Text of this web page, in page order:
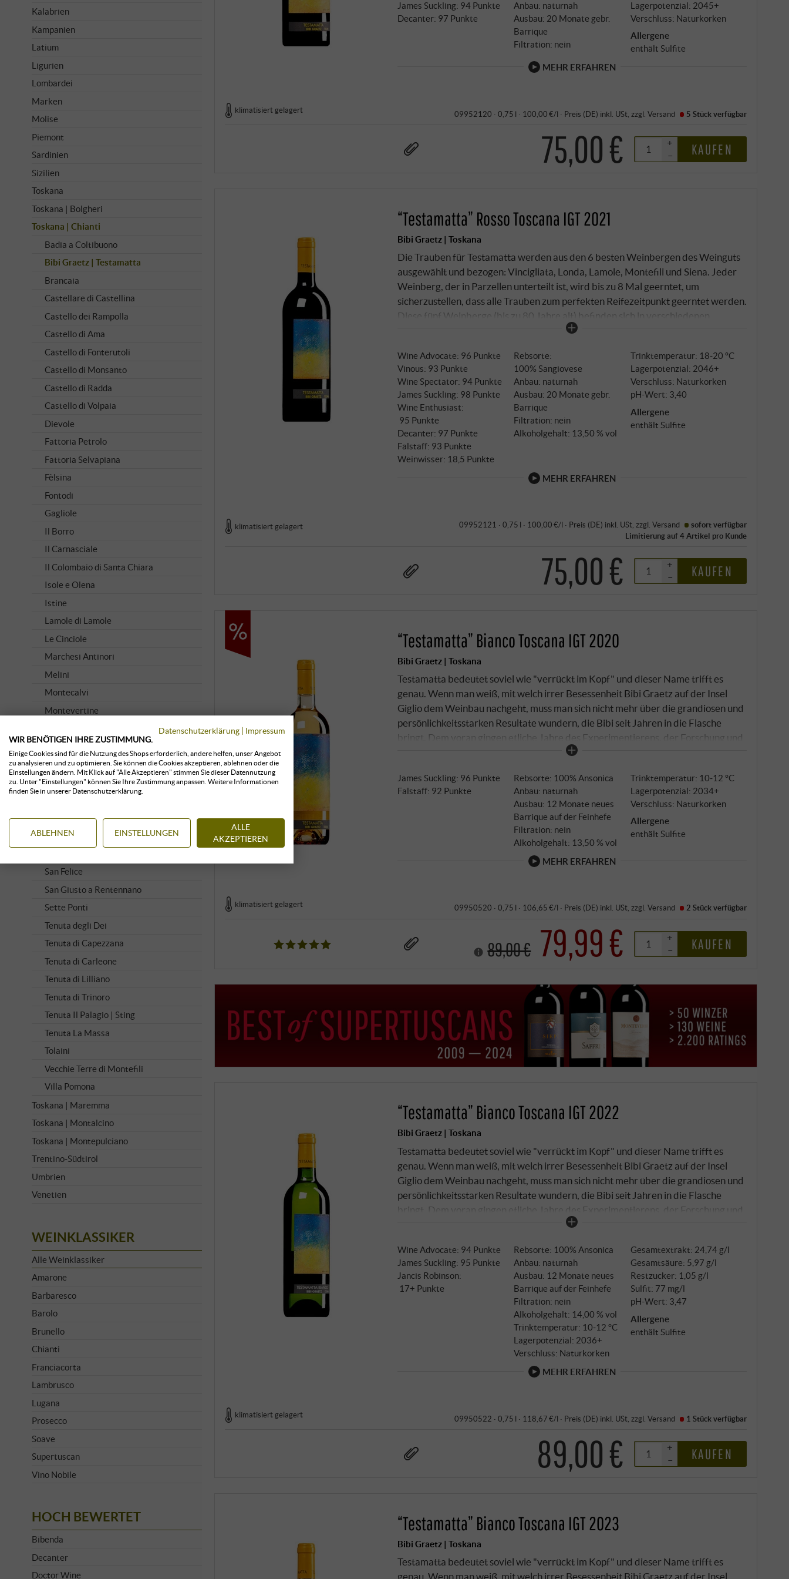
James Suckling: 94 Punkte
Decanter: 97 Punkte
Anbau: naturnah
Ausbau: 20 Monate gebr.
Barrique
Filtration: nein
Lagerpotenzial: 2045+
Verschluss: Naturkorken
Allergene
enthält Sulfite
MEHR ERFAHREN
klimatisiert gelagert 09952120 · 0,75 l · 100,00 €/l · Preis (DE) inkl. USt, zzgl. Versand 5 Stückverfügbar
75,00 €
+
–
KAUFEN
“Testamatta” Rosso Toscana IGT 2021
Bibi Graetz | Toskana
Die Trauben für Testamatta werden aus den 6 besten Weinbergen des Weinguts
ausgewählt und bezogen: Vincigliata, Londa, Lamole, Montefili und Siena. Jeder
Weinberg, der in Parzellen unterteilt ist, wird bis zu 8 Mal geerntet, um
sicherzustellen, dass alle Trauben zum perfekten Reifezeitpunkt geerntet werden.
Diese fünf Weinberge (bis zu 80 Jahre alt) befinden sich in verschiedenen
Gebieten der Toskana: Lamole und Montefili im Herzen des Chianti Classico auf
Höhe, Londa nördlich von Florenz in Richtung des Rufina-Tals und Siena, im Süden
der Toskana, auf 250 Metern Höhe.
Wine Advocate: 96 Punkte
Vinous: 93 Punkte
Wine Spectator: 94 Punkte
James Suckling: 98 Punkte
Wine Enthusiast:
95 Punkte
Decanter: 97 Punkte
Falstaff: 93 Punkte
Weinwisser: 18,5 Punkte
Rebsorte:
100% Sangiovese
Anbau: naturnah
Ausbau: 20 Monate gebr.
Barrique
Filtration: nein
Alkoholgehalt: 13,50 % vol
Trinktemperatur: 18‑20 °C
Lagerpotenzial: 2046+
Verschluss: Naturkorken
pH-Wert: 3,40
Allergene
enthält Sulfite
MEHR ERFAHREN
klimatisiert gelagert 09952121 · 0,75 l · 100,00 €/l · Preis (DE) inkl. USt, zzgl. Versand
sofort verfügbar
Limitierung auf 4 Artikel pro Kunde
75,00 €
+
–
KAUFEN
“Testamatta” Bianco Toscana IGT 2020
Bibi Graetz | Toskana
Testamatta bedeutet soviel wie "verrückt im Kopf" und dieser Name trifft es
genau. Wenn man weiß, mit welch irrer Besessenheit Bibi Graetz auf der Insel
Giglio dem Weinbau nachgeht, muss man sich nicht mehr über die grandiosen und
persönlichkeitsstarken Resultate wundern, die Bibi seit Jahren in die Flasche
bringt. Dem voran gingen etliche Jahre des Experimentierens, der Forschung und
viel harter Arbeit, bis schließlich die besten der über 100 Jahre alten Ansonica-
James Suckling: 96 Punkte
Falstaff: 92 Punkte
Rebsorte: 100% Ansonica
Anbau: naturnah
Ausbau: 12 Monate neues
Barrique auf der Feinhefe
Filtration: nein
Alkoholgehalt: 13,50 % vol
Trinktemperatur: 10‑12 °C
Lagerpotenzial: 2034+
Verschluss: Naturkorken
Allergene
enthält Sulfite
MEHR ERFAHREN
klimatisiert gelagert 09950520 · 0,75 l · 106,65 €/l · Preis (DE) inkl. USt, zzgl. Versand 2 Stückverfügbar
89,00 € 79,99 €
+
–
KAUFEN
“Testamatta” Bianco Toscana IGT 2022
Bibi Graetz | Toskana
Testamatta bedeutet soviel wie "verrückt im Kopf" und dieser Name trifft es
genau. Wenn man weiß, mit welch irrer Besessenheit Bibi Graetz auf der Insel
Giglio dem Weinbau nachgeht, muss man sich nicht mehr über die grandiosen und
persönlichkeitsstarken Resultate wundern, die Bibi seit Jahren in die Flasche
bringt. Dem voran gingen etliche Jahre des Experimentierens, der Forschung und
viel harter Arbeit, bis schließlich die besten der über 100 Jahre alten Ansonica-
Wine Advocate: 94 Punkte
James Suckling: 95 Punkte
Jancis Robinson:
17+ Punkte
Rebsorte: 100% Ansonica
Anbau: naturnah
Ausbau: 12 Monate neues
Barrique auf der Feinhefe
Filtration: nein
Alkoholgehalt: 14,00 % vol
Trinktemperatur: 10‑12 °C
Lagerpotenzial: 2036+
Verschluss: Naturkorken
Gesamtextrakt: 24,74 g/l
Gesamtsäure: 5,97 g/l
Restzucker: 1,05 g/l
Sulfit: 77 mg/l
pH-Wert: 3,47
Allergene
enthält Sulfite
MEHR ERFAHREN
klimatisiert gelagert 09950522 · 0,75 l · 118,67 €/l · Preis (DE) inkl. USt, zzgl. Versand 1 Stückverfügbar
89,00 €
+
–
KAUFEN
“Testamatta” Bianco Toscana IGT 2023
Bibi Graetz | Toskana
Testamatta bedeutet soviel wie "verrückt im Kopf" und dieser Name trifft es
genau. Wenn man weiß, mit welch irrer Besessenheit Bibi Graetz auf der Insel
Kalabrien
Kampanien
Latium
Ligurien
Lombardei
Marken
Molise
Piemont
Sardinien
Sizilien
Toskana
Toskana | Bolgheri
Toskana | Chianti
Badia a Coltibuono
Bibi Graetz | Testamatta
Brancaia
Castellare di Castellina
Castello dei Rampolla
Castello di Ama
Castello di Fonterutoli
Castello di Monsanto
Castello di Radda
Castello di Volpaia
Dievole
Fattoria Petrolo
Fattoria Selvapiana
Fèlsina
Fontodi
Gagliole
Il Borro
Il Carnasciale
Il Colombaio di Santa Chiara
Isole e Olena
Istine
Lamole di Lamole
Le Cinciole
Marchesi Antinori
Melini
Montecalvi
Montevertine
Poggio Bonelli
Querciabella
Ricasoli 1141
Rocca delle Macie
Rocca di Montegrossi
San Felice
San Giusto a Rentennano
Sette Ponti
Tenuta degli Dei
Tenuta di Capezzana
Tenuta di Carleone
Tenuta di Lilliano
Tenuta di Trinoro
Tenuta Il Palagio | Sting
Tenuta La Massa
Tolaini
Vecchie Terre di Montefili
Villa Pomona
Toskana | Maremma
Toskana | Montalcino
Toskana | Montepulciano
Trentino-Südtirol
Umbrien
Venetien
WEINKLASSIKER
Alle Weinklassiker
Amarone
Barbaresco
Barolo
Brunello
Chianti
Franciacorta
Lambrusco
Lugana
Prosecco
Soave
Supertuscan
Vino Nobile
HOCH BEWERTET
Bibenda
Decanter
Doctor Wine
Datenschutzerklärung | Impressum
WIR BENÖTIGEN IHRE ZUSTIMMUNG.
Einige Cookies sind für die Nutzung des Shops erforderlich, andere helfen, unser Angebot
zu analysieren und zu optimieren. Sie können die Cookies akzeptieren, ablehnen oder die
Einstellungen ändern. Mit Klick auf "Alle Akzeptieren" stimmen Sie dieser Datennutzung
zu. Unter "Einstellungen" können Sie Ihre Zustimmung anpassen. Weitere Informationen
finden Sie in unserer Datenschutzerklärung.
ABLEHNEN EINSTELLUNGEN
ALLE
AKZEPTIEREN